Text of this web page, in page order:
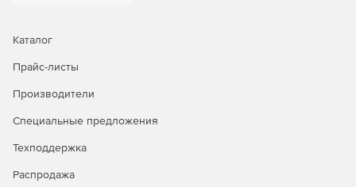
Каталог
Прайс-листы
Производители
Специальные предложения
Техподдержка
Распродажа